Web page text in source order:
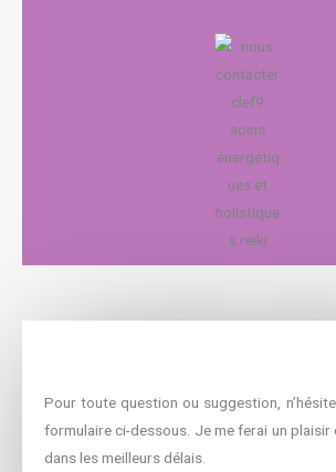
Pour toute question ou suggestion,
formulaire ci-dessous. Je me ferai un
dans les meilleurs délais.